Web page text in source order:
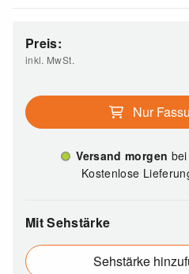
Preis:
inkl. MwSt.
Nur
Versand morgen
Kostenlose
Mit Sehstärke
Sehstärke